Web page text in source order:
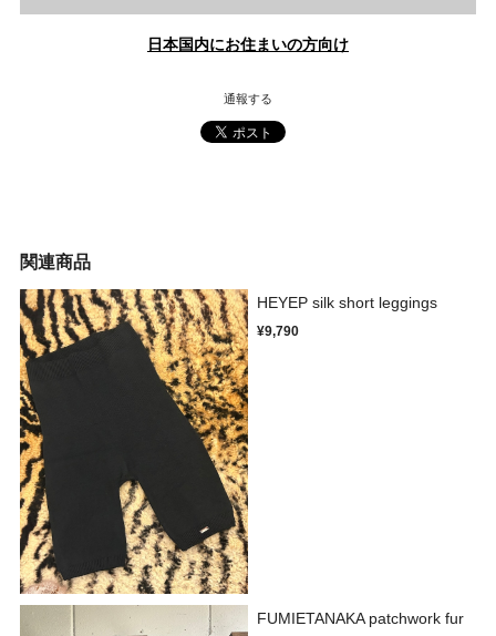
日本国内にお住まいの方向け
通報する
関連商品
HEYEP silk short leggings
¥9,790
FUMIETANAKA patchwork fur